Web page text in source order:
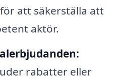
att säkerställa att
aktör.
rabatter eller